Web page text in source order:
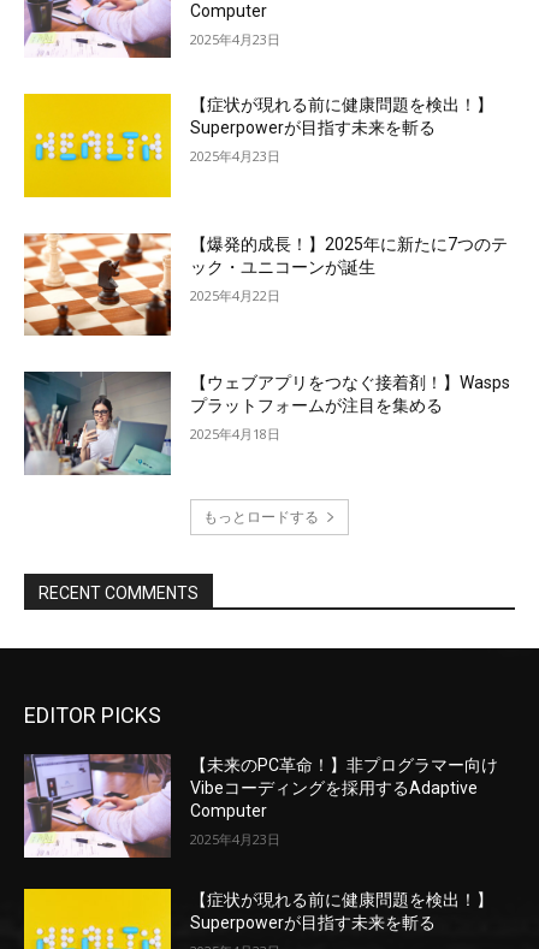
Computer
2025年4月23日
【症状が現れる前に健康問題を検出！】
Superpowerが目指す未来を斬る
2025年4月23日
【爆発的成長！】2025年に新たに7つのテ
ック・ユニコーンが誕生
2025年4月22日
【ウェブアプリをつなぐ接着剤！】Wasps
プラットフォームが注目を集める
2025年4月18日
もっとロードする
RECENT COMMENTS
EDITOR PICKS
【未来のPC革命！】非プログラマー向け
Vibeコーディングを採用するAdaptive
Computer
2025年4月23日
【症状が現れる前に健康問題を検出！】
Superpowerが目指す未来を斬る